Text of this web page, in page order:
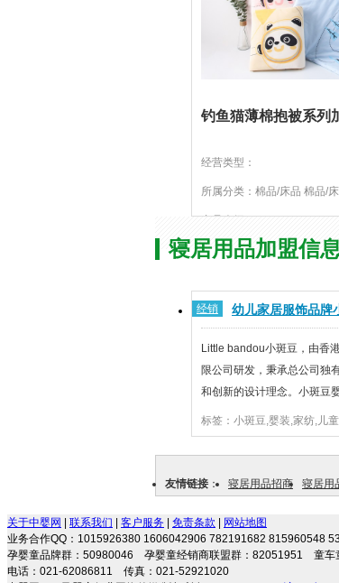
钓鱼猫薄棉抱被系列
经营类型：
所属分类：棉品/床品 棉品/
产品介绍：
寝居用品加盟信
经销 幼儿家居服饰品牌
贵族品质
Little bandou小斑豆，由香
限公司研发，秉承总公司独
和创新的设计理念。小斑豆
艺流程、生产等每一环节都
斑豆专注于0-3周岁幼儿的
上乘的优质...
标签：小斑豆,婴装,家纺,儿
友情链接 ： 寝居用品招商 寝居用
关于中婴网 联系我们 客户服务 免责条款
网站地图
业务合作QQ：1015926380 1606042906 782191682 815960548
孕婴童品牌群：50980046 孕婴童经销商联盟群：82051951 童
电话：021-62086811 传真：021-52921020